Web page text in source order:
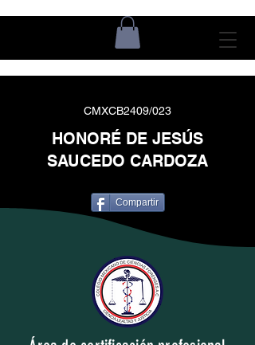
CMXCB2409/023
HONORÉ DE JESÚS
SAUCEDO CARDOZA
Compartir